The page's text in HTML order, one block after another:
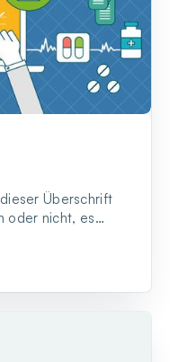
Überschrift
oder nicht, es
hilft diese